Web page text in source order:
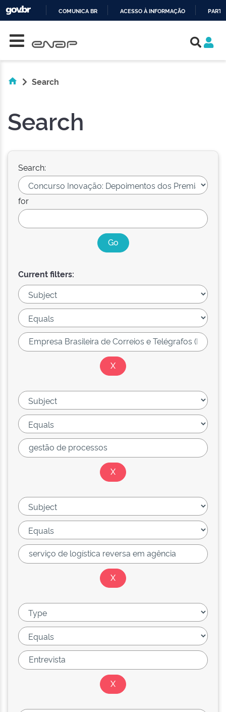
COMUNICA BR ACESSO À INFORMAÇÃO
Search
Search
Search:
for
Current filters: